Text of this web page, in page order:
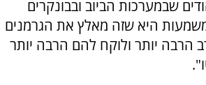
שבמערכות הביוב ובבונקרים
היא שזה מאלץ את הגרמנים
הרבה יותר ולוקח להם הרבה יותר